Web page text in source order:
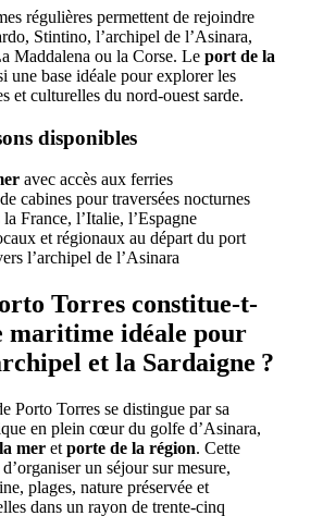
régulières permettent de rejoindre
Stintino, l’archipel de l’Asinara,
Maddalena ou la Corse. Le port de la
une base idéale pour explorer les
et culturelles du nord-ouest sarde.
disponibles
avec accès aux ferries
cabines pour traversées nocturnes
France, l’Italie, l’Espagne
et régionaux au départ du port
l’archipel de l’Asinara
Torres constitue-t-
maritime idéale pour
et la Sardaigne ?
Porto Torres se distingue par sa
en plein cœur du golfe d’Asinara,
mer et porte de la région. Cette
un séjour sur mesure,
plages, nature préservée et
dans un rayon de trente-cinq